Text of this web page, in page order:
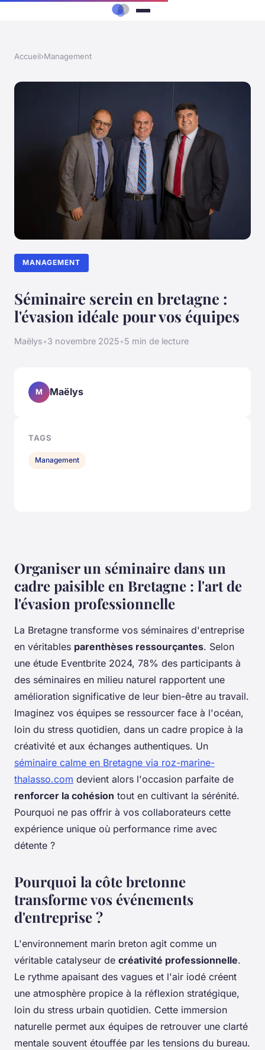
Accueil›Management
MANAGEMENT
Séminaire serein en bretagne :
l'évasion idéale pour vos équipes
Maëlys•3 novembre 2025•5 min de lecture
Organiser un séminaire dans un
cadre paisible en Bretagne : l'art de
l'évasion professionnelle
La Bretagne transforme vos séminaires d'entreprise
en véritables parenthèses ressourçantes. Selon
une étude Eventbrite 2024, 78% des participants à
des séminaires en milieu naturel rapportent une
amélioration significative de leur bien-être au travail.
Imaginez vos équipes se ressourcer face à l'océan,
loin du stress quotidien, dans un cadre propice à la
créativité et aux échanges authentiques. Un
séminaire calme en Bretagne via roz-marine-
thalasso.com devient alors l'occasion parfaite de
renforcer la cohésion tout en cultivant la sérénité.
Pourquoi ne pas offrir à vos collaborateurs cette
expérience unique où performance rime avec
détente ?
Pourquoi la côte bretonne
transforme vos événements
d'entreprise ?
L'environnement marin breton agit comme un
véritable catalyseur de créativité professionnelle.
Le rythme apaisant des vagues et l'air iodé créent
une atmosphère propice à la réflexion stratégique,
loin du stress urbain quotidien. Cette immersion
naturelle permet aux équipes de retrouver une clarté
mentale souvent étouffée par les tensions du bureau.
M Maëlys
TAGS
Management